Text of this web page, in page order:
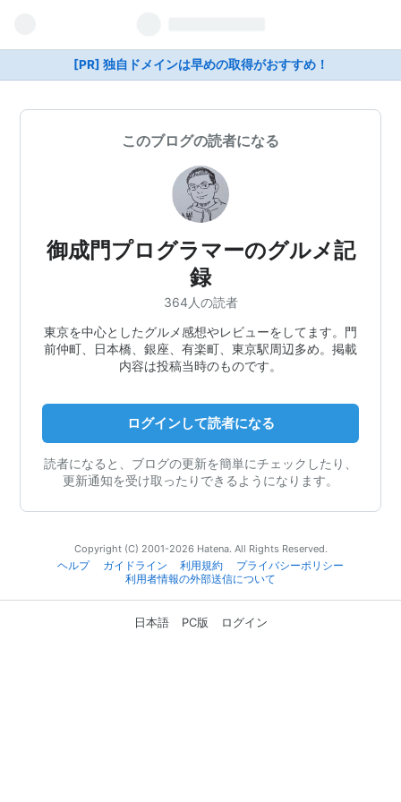
[PR] 独自ドメインは早めの取得がおすすめ！
このブログの読者になる
御成門プログラマーのグルメ記
録
364人の読者
東京を中心としたグルメ感想やレビューをしてます。門
前仲町、日本橋、銀座、有楽町、東京駅周辺多め。掲載
内容は投稿当時のものです。
ログインして読者になる
読者になると、ブログの更新を簡単にチェックしたり、
更新通知を受け取ったりできるようになります。
Copyright (C) 2001-2026 Hatena. All Rights Reserved.
ヘルプ
ガイドライン 利用規約
プライバシーポリシー
利用者情報の外部送信について
日本語 PC版 ログイン